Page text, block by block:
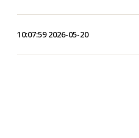
2026-05-20 10:07:59